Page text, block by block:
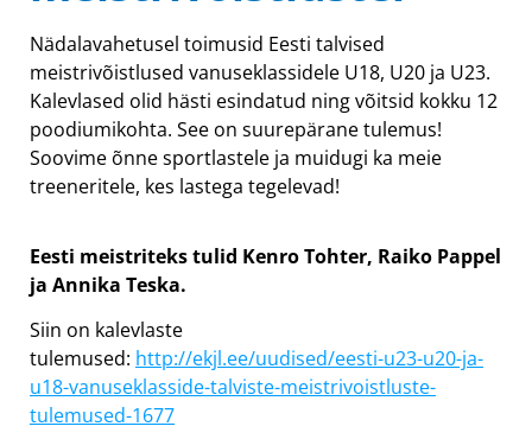
Nädalavahetusel toimusid Eesti talvised
meistrivõistlused vanuseklassidele U18, U20 ja U23.
Kalevlased olid hästi esindatud ning võitsid kokku 12
poodiumikohta. See on suurepärane tulemus!
Soovime õnne sportlastele ja muidugi ka meie
treeneritele, kes lastega tegelevad!
Eesti meistriteks tulid Kenro Tohter, Raiko Pappel
ja Annika Teska.
Siin on kalevlaste
tulemused: http://ekjl.ee/uudised/eesti-u23-u20-ja-
u18-vanuseklasside-talviste-meistrivoistluste-
tulemused-1677